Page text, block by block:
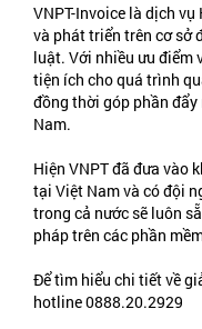
VNPT-Invoice là dịch
và phát triển trên cơ sở
luật. Với nhiều ưu điểm
tiện ích cho quá trình
đồng thời góp phần
Nam.
Hiện VNPT đã đưa vào
tại Việt Nam và có đội
trong cả nước sẽ luôn
pháp trên các phần
Để tìm hiểu chi tiết về
hotline 0888.20.2929